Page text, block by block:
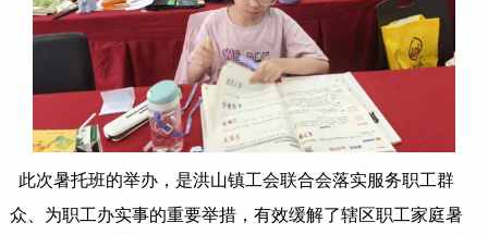
此次暑托班的举办，是洪山镇工会联合会落实服务职工群
众、为职工办实事的重要举措，有效缓解了辖区职工家庭暑